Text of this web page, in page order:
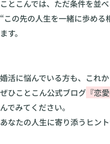
ことこんでは、ただ条件を並べ
“この先の人生を一緒に歩め
ます。
婚活に悩んでいる方も、これ
ぜひことこん公式ブログ 『恋
んでみてください。
あなたの人生に寄り添うヒン